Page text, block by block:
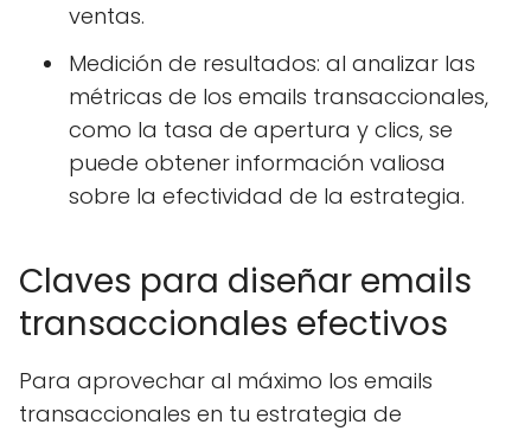
ventas.
Medición de resultados: al analizar las
métricas de los emails transaccionales,
como la tasa de apertura y clics, se
puede obtener información valiosa
sobre la efectividad de la estrategia.
Claves para diseñar emails
transaccionales efectivos
Para aprovechar al máximo los emails
transaccionales en tu estrategia de